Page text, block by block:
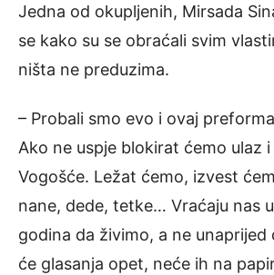
Jedna od okupljenih, Mirsada
se kako su se obraćali svim
ništa ne preduzima.
– Probali smo evo i ovaj
Ako ne uspje blokirat ćemo ulaz i
Vogošće. Ležat ćemo, izvest
nane, dede, tetke… Vraćaju nas
godina da živimo, a ne unaprijed
će glasanja opet, neće ih na